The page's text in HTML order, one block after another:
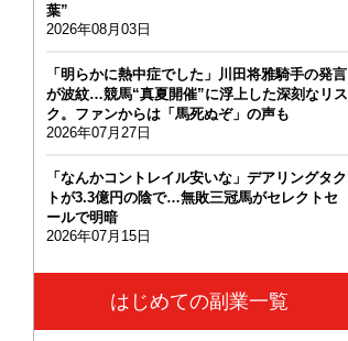
葉”
2026年08月03日
「明らかに熱中症でした」川田将雅騎手の発言
が波紋…競馬“真夏開催”に浮上した深刻なリス
ク。ファンからは「馬死ぬぞ」の声も
2026年07月27日
「なんかコントレイル安いな」デアリングタク
トが3.3億円の陰で…無敗三冠馬がセレクトセ
ールで明暗
2026年07月15日
はじめての副業一覧